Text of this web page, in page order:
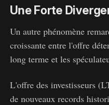
Une Forte
Un autre phénomène
croissante entre l'offre
long terme et les
L'offre des investisseurs
de nouveaux records